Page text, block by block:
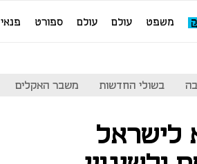
משפט עולם עולם ספורט פנאי
בשולי החדשות משבר האקלים
לישראל